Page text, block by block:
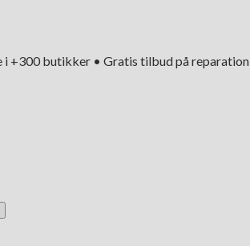
+300 butikker • Gratis tilbud på reparation